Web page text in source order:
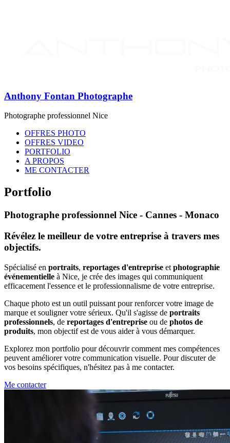
Anthony Fontan Photographe
Photographe professionnel Nice
OFFRES PHOTO
OFFRES VIDEO
PORTFOLIO
A PROPOS
ME CONTACTER
Portfolio
Photographe professionnel Nice - Cannes - Monaco
Révélez le meilleur de votre entreprise à travers mes
objectifs.
Spécialisé en portraits, reportages d'entreprise et photographie
événementielle à Nice, je crée des images qui communiquent
efficacement l'essence et le professionnalisme de votre entreprise.
Chaque photo est un outil puissant pour renforcer votre image de
marque et souligner votre sérieux. Qu'il s'agisse de portraits
professionnels, de reportages d'entreprise ou de photos de
produits, mon objectif est de vous aider à vous démarquer.
Explorez mon portfolio pour découvrir comment mes compétences
peuvent améliorer votre communication visuelle. Pour discuter de
vos besoins spécifiques, n'hésitez pas à me contacter.
Me contacter